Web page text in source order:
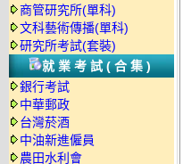
商管研究所(單科)
文科藝術傳播(單科)
研究所考試(套裝)
就業考試(合集)
銀行考試
中華郵政
台灣菸酒
中油新進僱員
農田水利會